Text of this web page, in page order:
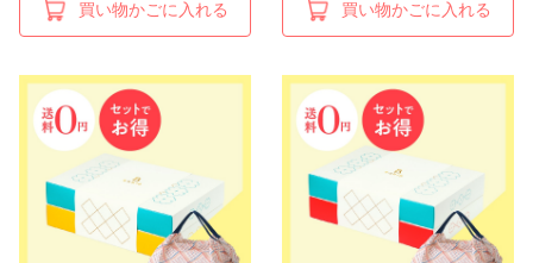
買い物かごに入れる 買い物かごに入れる